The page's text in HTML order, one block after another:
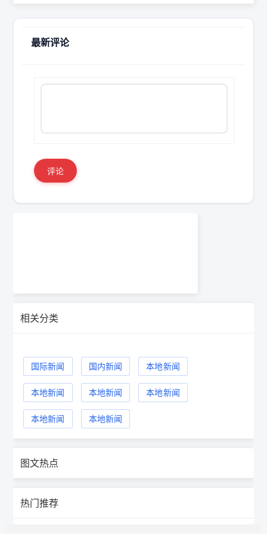
最新评论
评论
相关分类
国际新闻 国内新闻 本地新闻
本地新闻 本地新闻 本地新闻
本地新闻 本地新闻
图文热点
热门推荐